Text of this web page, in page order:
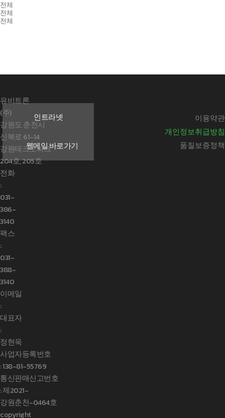
전체
전체
전체
인트라넷
웹메일 바로가기
이용약관
개인정보취급방침
품질보증정책
유비트론
(주)
강원도 춘천시
신북로 61-14
강원테크노파크
204호, 205호
전화
:
031-
386-
3140
팩스
:
031-
388-
3140
이메일
:
대표자
:
정현욱
사업자등록번호
:138-81-55769
통신판매신고번호
: 제2021-
강원춘천-0464호
copyright